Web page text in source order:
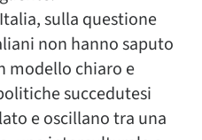
sulla questione
non hanno saputo
modello chiaro e
succedutesi
e oscillano tra una